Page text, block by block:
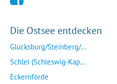
Die Ostsee entdecken
Glücksburg/Steinberg/...
Schlei (Schleswig-Kap...
Eckernförde